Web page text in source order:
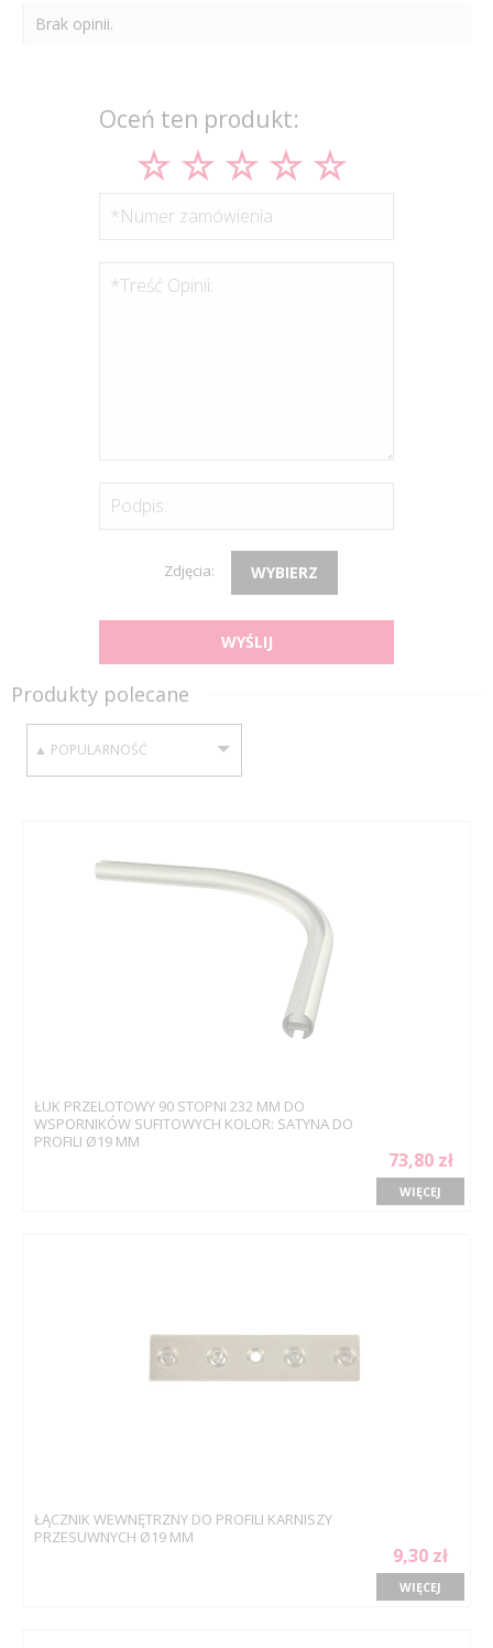
Brak opinii.
Oceń ten produkt:
*Numer zamówienia:
*Treść Opinii:
Podpis:
Zdjęcia: WYBIERZ
WYŚLIJ
Produkty polecane
SORTUJ WEDŁUG:
ŁUK PRZELOTOWY 90 STOPNI 232 MM DO
WSPORNIKÓW SUFITOWYCH KOLOR: SATYNA DO
PROFILI Ø19 MM
73,80 zł
WIĘCEJ
ŁĄCZNIK WEWNĘTRZNY DO PROFILI KARNISZY
PRZESUWNYCH Ø19 MM
9,30 zł
WIĘCEJ